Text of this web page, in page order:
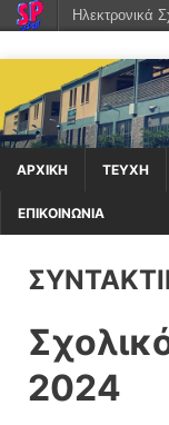
ΑΡΧΙΚΉ ΤΕΥΧΗ
ΕΠΙΚΟΙΝΩΝΙΑ
2024
Ηλεκτρονικά